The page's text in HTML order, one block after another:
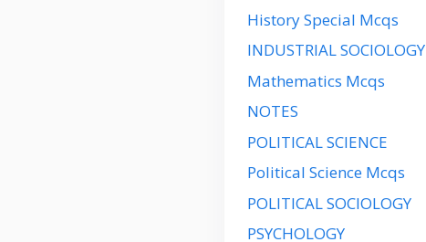
History Special Mcqs
INDUSTRIAL SOCIOLOGY
Mathematics Mcqs
NOTES
POLITICAL SCIENCE
Political Science Mcqs
POLITICAL SOCIOLOGY
PSYCHOLOGY